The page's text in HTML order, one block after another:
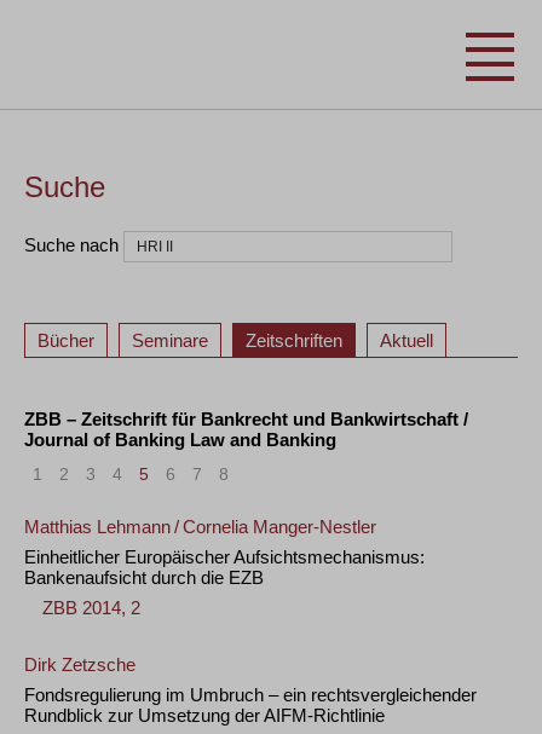
Suche
Suche nach
Bücher Seminare Zeitschriften Aktuell
ZBB – Zeitschrift für Bankrecht und Bankwirtschaft /
Journal of Banking Law and Banking
1 2 3 4 5 6 7 8
Matthias Lehmann/Cornelia Manger-Nestler
Einheitlicher Europäischer Aufsichtsmechanismus:
Bankenaufsicht durch die EZB
ZBB 2014, 2
Dirk Zetzsche
Fondsregulierung im Umbruch – ein rechtsvergleichender
Rundblick zur Umsetzung der AIFM-Richtlinie